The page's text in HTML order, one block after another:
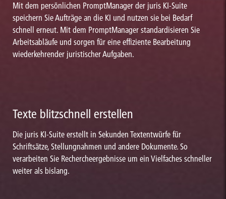
Mit dem persönlichen PromptManager der juris KI-Suite
speichern Sie Aufträge an die KI und nutzen sie bei Bedarf
schnell erneut. Mit dem PromptManager standardisieren Sie
Arbeitsabläufe und sorgen für eine effiziente Bearbeitung
wiederkehrender juristischer Aufgaben.
Texte blitzschnell erstellen
Die juris KI-Suite erstellt in Sekunden Textentwürfe für
Schriftsätze, Stellungnahmen und andere Dokumente. So
verarbeiten Sie Rechercheergebnisse um ein Vielfaches schneller
weiter als bislang.